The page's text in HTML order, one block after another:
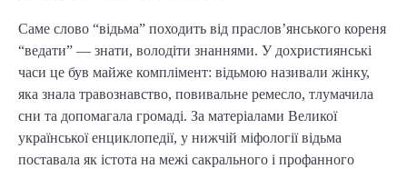
Саме слово “відьма” походить від праслов’янського кореня
“ведати” — знати, володіти знаннями. У дохристиянські
часи це був майже комплімент: відьмою називали жінку,
яка знала травознавство, повивальне ремесло, тлумачила
сни та допомагала громаді. За матеріалами Великої
української енциклопедії, у нижчій міфології відьма
поставала як істота на межі сакрального і профанного